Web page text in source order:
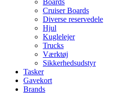
Boards
Cruiser Boards
Diverse reservedele
Hjul
Kuglelejer
Trucks
Værktøj
Sikkerhedsudstyr
Tasker
Gavekort
Brands